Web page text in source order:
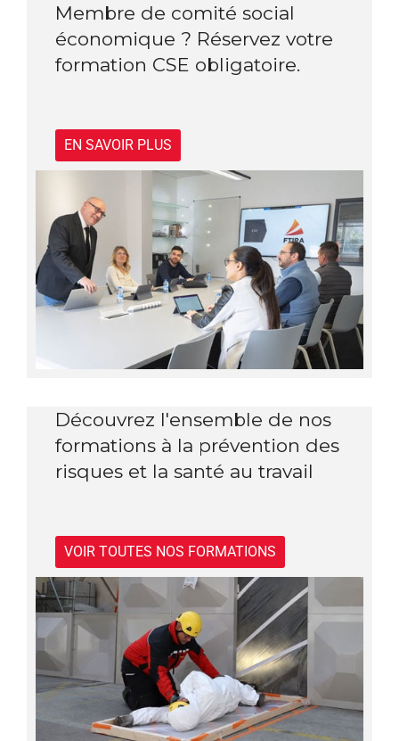
Membre de comité social
économique ? Réservez votre
formation CSE obligatoire.
EN SAVOIR PLUS
Découvrez l'ensemble de nos
formations à la prévention des
risques et la santé au travail
VOIR TOUTES NOS FORMATIONS